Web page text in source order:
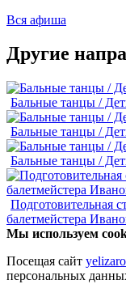
Вся афиша
Другие
Бальные танцы /
Бальные танцы /
Бальные танцы /
Подготовительная
балетмейстера
Мы используем
Посещая сайт
персональных